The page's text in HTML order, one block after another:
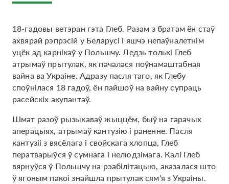
18-гадовы ветэран гэта Глеб. Разам з братам ён стаў
ахвярай рэпрэсій у Беларусі і яшчэ непаўналетнім
уцёк ад карнікаў у Польшчу. Ледзь толькі Глеб
атрымаў прытулак, як пачалася поўнамаштабная
вайна ва Украіне. Адразу пасля таго, як Глебу
споўнілася 18 гадоў, ён пайшоў на вайну супраць
расейскіх акупантаў.
Шмат разоў рызыкаваў жыццём, быў на гарачых
аперацыях, атрымаў кантузію і раненне. Пасля
кантузіі з вясёлага і свойскага хлопца, Глеб
ператварыўся ў сумнага і нелюдзімага. Калі Глеб
вярнуўся ў Польшчу на рэабілітацыю, аказалася што
ў ягоным пакоі знайшла прытулак сям'я з Украіны.